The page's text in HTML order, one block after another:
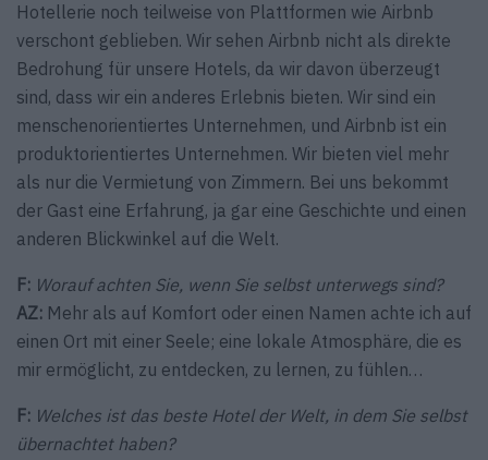
Hotellerie noch teilweise von Plattformen wie Airbnb
verschont geblieben. Wir sehen Airbnb nicht als direkte
Bedrohung für unsere Hotels, da wir davon überzeugt
sind, dass wir ein anderes Erlebnis bieten. Wir sind ein
menschenorientiertes Unternehmen, und Airbnb ist ein
produktorientiertes Unternehmen. Wir bieten viel mehr
als nur die Vermietung von Zimmern. Bei uns bekommt
der Gast eine Erfahrung, ja gar eine Geschichte und einen
anderen Blickwinkel auf die Welt.
F: Worauf achten Sie, wenn Sie selbst unterwegs sind?
AZ: Mehr als auf Komfort oder einen Namen achte ich auf
einen Ort mit einer Seele; eine lokale Atmosphäre, die es
mir ermöglicht, zu entdecken, zu lernen, zu fühlen…
F: Welches ist das beste Hotel der Welt, in dem Sie selbst
übernachtet haben?